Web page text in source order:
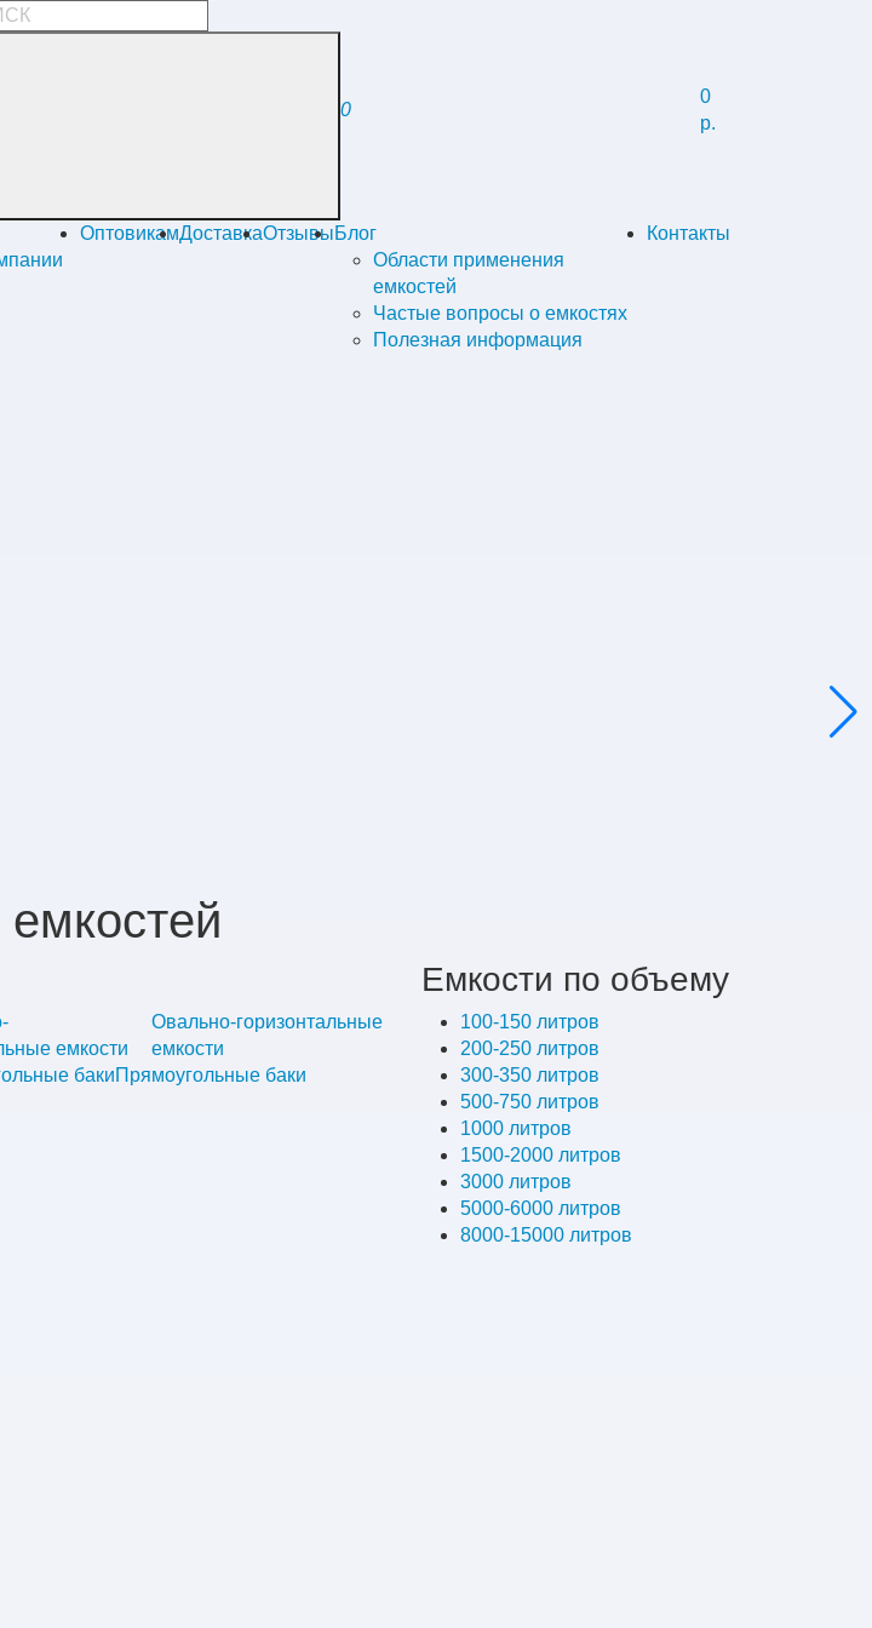
0
0
р.
ОптовикамДоставкаОтзывыБлог
Области применения
емкостей
Частые вопросы о емкостях
Полезная информация
Контакты
Овально-горизонтальные
емкости
Прямоугольные баки
Емкости по объему
100-150 литров
200-250 литров
300-350 литров
500-750 литров
1000 литров
1500-2000 литров
3000 литров
5000-6000 литров
8000-15000 литров